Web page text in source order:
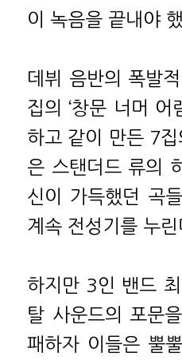
이 녹음을 끝내야
데뷔 음반의 폭발
집의 ‘창문 너머 어
하고 같이 만든 7집
은 스탠더드 류의
신이 가득했던 곡
계속 전성기를 누린
하지만 3인 밴드
탈 사운드의 포문
패하자 이들은 뿔